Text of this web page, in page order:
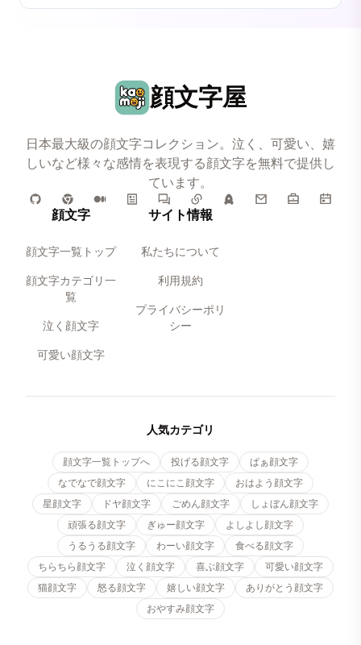
顔文字屋
日本最大級の顔文字コレクション。泣く、可愛い、嬉
しいなど様々な感情を表現する顔文字を無料で提供し
ています。
顔文字
顔文字一覧トップ
顔文字カテゴリ一
覧
泣く顔文字
可愛い顔文字
サイト情報
私たちについて
利用規約
プライバシーポリ
シー
人気カテゴリ
顔文字一覧トップへ 投げる顔文字
ぱぁ顔文字
なでなで顔文字
にこにこ顔文字
おはよう顔文字
星顔文字
ドヤ顔文字 ごめん顔文字
しょぼん顔文字
頑張る顔文字
ぎゅー顔文字
よしよし顔文字
うるうる顔文字
わーい顔文字
食べる顔文字
ちらちら顔文字
泣く顔文字 喜ぶ顔文字
可愛い顔文字
猫顔文字
怒る顔文字 嬉しい顔文字
ありがとう顔文字
おやすみ顔文字